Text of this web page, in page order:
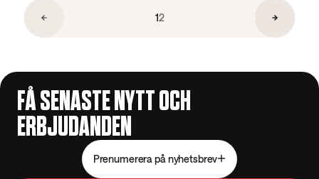
12
FÅ SENASTE NYTT OCH
ERBJUDANDEN
Prenumerera på nyhetsbrev